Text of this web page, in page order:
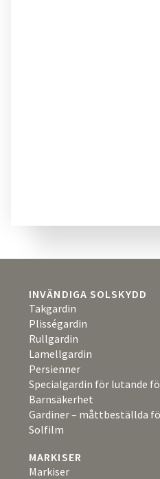
INVÄNDIGA SOLSKYDD
Takgardin
Plisségardin
Rullgardin
Lamellgardin
Persienner
Specialgardin för lutande
Barnsäkerhet
Gardiner – måttbeställda
Solfilm
MARKISER
Markiser